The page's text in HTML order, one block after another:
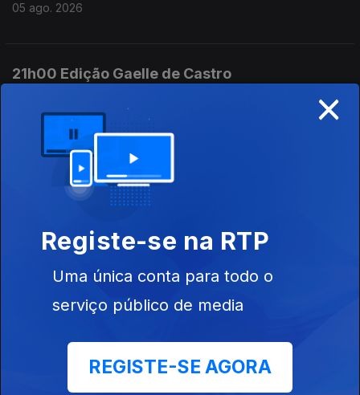
05 ago. 2026
21h00 Edição Gaelle de Castro
20h00 Edição António Silva Santos
05 ago. 2026
19h00 Edição António Silva Santos
05 ago. 2026
18h00 Edição António Silva Santos
×
Registe-se na RTP
Uma única conta para todo o
serviço público de media
REGISTE-SE AGORA